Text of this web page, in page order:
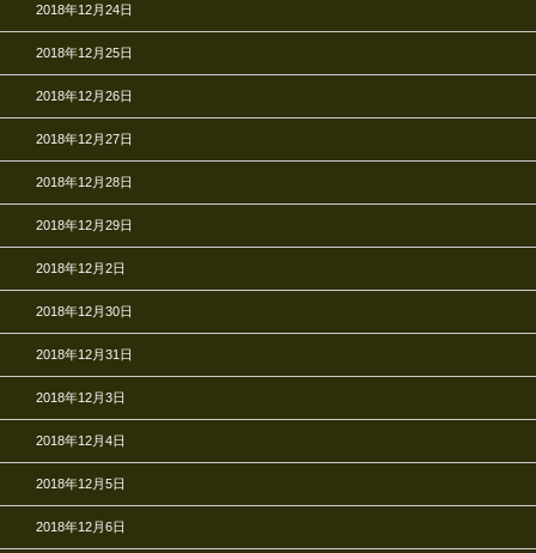
2018年12月24日
2018年12月25日
2018年12月26日
2018年12月27日
2018年12月28日
2018年12月29日
2018年12月2日
2018年12月30日
2018年12月31日
2018年12月3日
2018年12月4日
2018年12月5日
2018年12月6日